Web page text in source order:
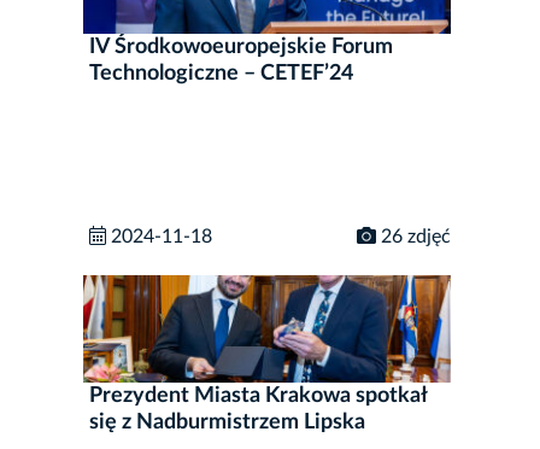
IV Środkowoeuropejskie Forum
Technologiczne – CETEF’24
2024-11-18 26 zdjęć
Prezydent Miasta Krakowa spotkał
się z Nadburmistrzem Lipska